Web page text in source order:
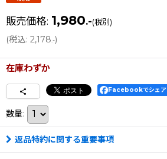
販売価格: 1,980.-(税別)
(税込: 2,178.-)
在庫わずか
Facebookでシェア
数量:
返品特約に関する重要事項